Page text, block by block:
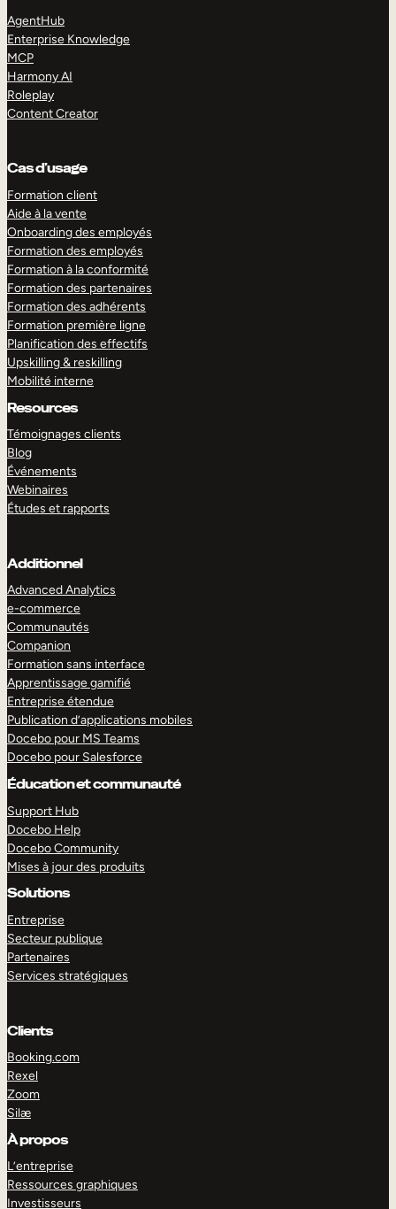
AgentHub
Enterprise Knowledge
MCP
Harmony AI
Roleplay
Content Creator
Cas d’usage
Formation client
Aide à la vente
Onboarding des employés
Formation des employés
Formation à la conformité
Formation des partenaires
Formation des adhérents
Formation première ligne
Planification des effectifs
Upskilling & reskilling
Mobilité interne
Resources
Témoignages clients
Blog
Événements
Webinaires
Études et rapports
Additionnel
Advanced Analytics
e-commerce
Communautés
Companion
Formation sans interface
Apprentissage gamifié
Entreprise étendue
Publication d’applications mobiles
Docebo pour MS Teams
Docebo pour Salesforce
Éducation et communauté
Support Hub
Docebo Help
Docebo Community
Mises à jour des produits
Solutions
Entreprise
Secteur publique
Partenaires
Services stratégiques
Clients
Booking.com
Rexel
Zoom
Silæ
À propos
L’entreprise
Ressources graphiques
Investisseurs